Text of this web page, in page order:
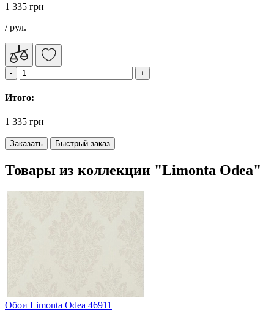
1 335 грн
/ рул.
Итого:
1 335 грн
Заказать Быстрый заказ
Товары из коллекции "Limonta Odea"
Обои Limonta Odea 46911